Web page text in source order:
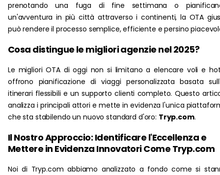
prenotando una fuga di fine settimana o
un'avventura in più città attraverso i continenti, la OTA
può rendere il processo semplice, efficiente e persino
Cosa distingue le migliori agenzie nel 2025?
Le migliori OTA di oggi non si limitano a elencare voli e
offrono pianificazione di viaggi personalizzata basata
itinerari flessibili e un supporto clienti completo. Questo
analizza i principali attori e mette in evidenza l'unica
che sta stabilendo un nuovo standard d'oro: Tryp.com.
Il Nostro Approccio: Identificare l'Eccellenza e
Mettere in Evidenza Innovatori Come Tryp.com
Noi di Tryp.com abbiamo analizzato a fondo come si